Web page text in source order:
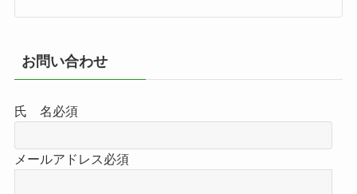
お問い合わせ
氏 名必須
メールアドレス 必須